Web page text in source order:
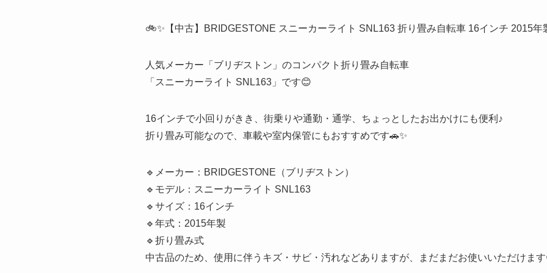
🚲✨【中古】BRIDGESTONE スニーカーライト SNL163 折り畳み自転車 16インチ 2015年
人気メーカー「ブリヂストン」のコンパクト折り畳み自転車
「スニーカーライト SNL163」です😊
16インチで小回りがきき、街乗りや通勤・通学、ちょっとしたお出かけにも便利♪
折り畳み可能なので、車載や室内保管にもおすすめです🚗✨
🔹メーカー：BRIDGESTONE（ブリヂストン）
🔹モデル：スニーカーライト SNL163
🔹サイズ：16インチ
🔹年式：2015年製
🔹折り畳み式
中古品のため、使用に伴うキズ・サビ・汚れなどありますが、まだまだお使いいただけま